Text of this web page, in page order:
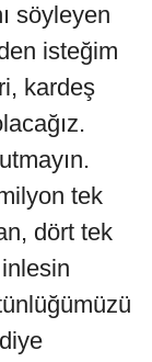
söyleyen
isteğim
kardeş
tek
dört tek